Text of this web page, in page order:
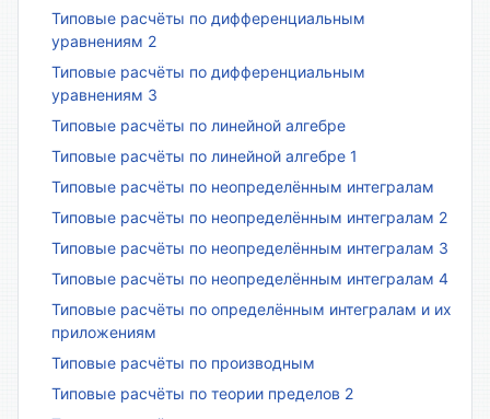
Типовые расчёты по дифференциальным
уравнениям 2
Типовые расчёты по дифференциальным
уравнениям 3
Типовые расчёты по линейной алгебре
Типовые расчёты по линейной алгебре 1
Типовые расчёты по неопределённым интегралам
Типовые расчёты по неопределённым интегралам 2
Типовые расчёты по неопределённым интегралам 3
Типовые расчёты по неопределённым интегралам 4
Типовые расчёты по определённым интегралам и их
приложениям
Типовые расчёты по производным
Типовые расчёты по теории пределов 2